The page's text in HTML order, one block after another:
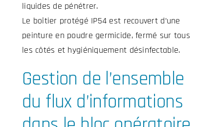
liquides de pénétrer.
Le boîtier protégé IP54 est recouvert d’une
peinture en poudre germicide, fermé sur tous
les côtés et hygiéniquement désinfectable.
Gestion de l’ensemble
du flux d’informations